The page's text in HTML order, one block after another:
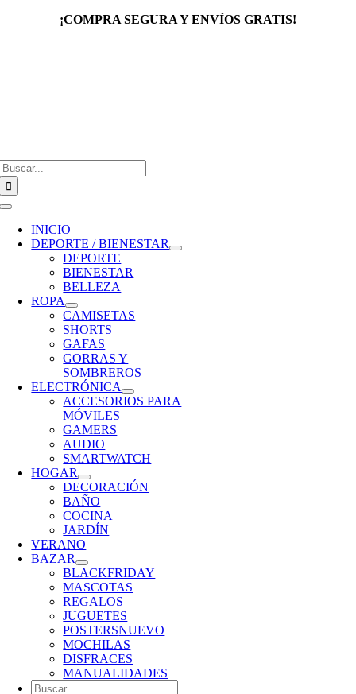
¡COMPRA SEGURA Y ENVÍOS GRATIS!
Toggle
Navigation
INICIO
DEPORTE / BIENESTAR
DEPORTE
BIENESTAR
BELLEZA
ROPA
CAMISETAS
SHORTS
GAFAS
GORRAS Y
SOMBREROS
ELECTRÓNICA
ACCESORIOS PARA
MÓVILES
GAMERS
AUDIO
SMARTWATCH
HOGAR
DECORACIÓN
BAÑO
COCINA
JARDÍN
VERANO
BAZAR
BLACKFRIDAY
MASCOTAS
REGALOS
JUGUETES
POSTERSNUEVO
MOCHILAS
DISFRACES
MANUALIDADES
Buscar: